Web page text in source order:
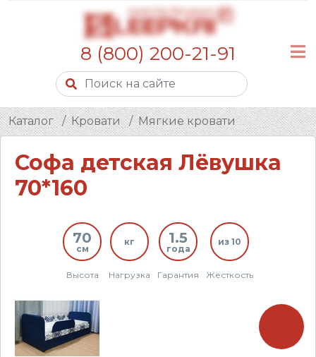
8 (800) 200-21-91
Каталог Кровати Мягкие кровати
Софа детская Лёвушка
70*160
70
см
Высота
кг
Нагрузка
1.5
года
Гарантия
из 10
Жесткость